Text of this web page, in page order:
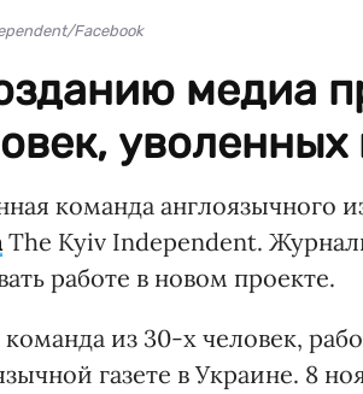
Facebook
медиа
уволенных
команда англоязычного
The Kyiv Independent.
работе в новом проекте.
из 30-х человек,
газете в Украине. 8